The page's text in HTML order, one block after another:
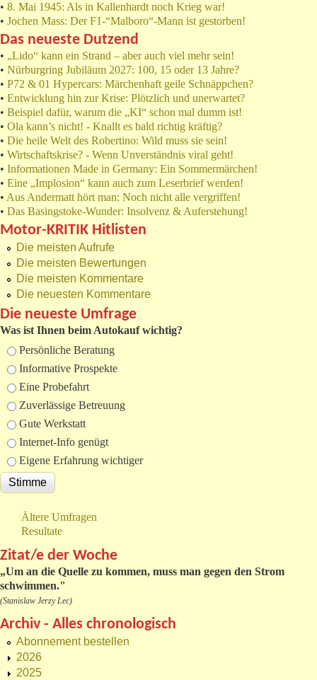
• 8. Mai 1945: Als in Kallenhardt noch Krieg war!
• Jochen Mass: Der F1-“Malboro“-Mann ist gestorben!
Das neueste Dutzend
• „Lido“ kann ein Strand – aber auch viel mehr sein!
• Nürburgring Jubiläum 2027: 100, 15 oder 13 Jahre?
• P72 & 01 Hypercars: Märchenhaft geile Schnäppchen?
• Entwicklung hin zur Krise: Plötzlich und unerwartet?
• Beispiel dafür, warum die „KI“ schon mal dumm ist!
• Ola kann’s nicht! - Knallt es bald richtig kräftig?
• Die heile Welt des Robertino: Wild muss sie sein!
• Wirtschaftskrise? - Wenn Unverständnis viral geht!
• Informationen Made in Germany: Ein Sommermärchen!
• Eine „Implosion“ kann auch zum Leserbrief werden!
• Aus Andermatt hört man: Noch nicht alle vergriffen!
• Das Basingstoke-Wunder: Insolvenz & Auferstehung!
Motor-KRITIK Hitlisten
Die meisten Aufrufe
Die meisten Bewertungen
Die meisten Kommentare
Die neuesten Kommentare
Die neueste Umfrage
Was ist Ihnen beim Autokauf wichtig?
Auswahlmöglichkeiten
Persönliche Beratung
Informative Prospekte
Eine Probefahrt
Zuverlässige Betreuung
Gute Werkstatt
Internet-Info genügt
Eigene Erfahrung wichtiger
Ältere Umfragen
Resultate
Zitat/e der Woche
„Um an die Quelle zu kommen, muss man gegen den Strom
schwimmen."
(Stanislaw Jerzy Lec)
Archiv - Alles chronologisch
Abonnement bestellen
2026
2025